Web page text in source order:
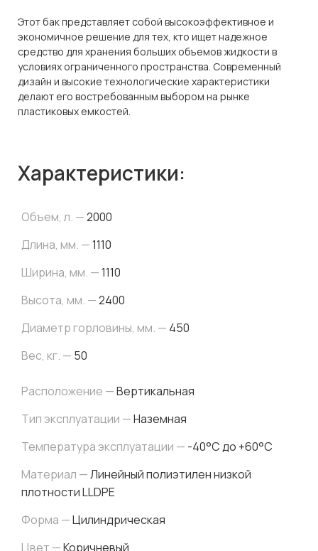
Этот бак представляет собой высокоэффективное и
экономичное решение для тех, кто ищет надежное
средство для хранения больших объемов жидкости в
условиях ограниченного пространства. Современный
дизайн и высокие технологические характеристики
делают его востребованным выбором на рынке
пластиковых емкостей.
Характеристики:
Объем, л. —2000
Длина, мм. —1110
Ширина, мм. —1110
Высота, мм. —2400
Диаметр горловины, мм. — 450
Вес, кг. — 50
Расположение —Вертикальная
Тип эксплуатации —Наземная
Температура эксплуатации — -40°C до +60°C
Материал —Линейный полиэтилен низкой
плотности LLDPE
Форма —Цилиндрическая
Цвет —Коричневый